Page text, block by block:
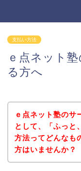
支払い方法
ｅ点ネット
る方へ
ｅ点ネット塾のサ
として、「ふっと
方法ってどんなも
方はいませんか？